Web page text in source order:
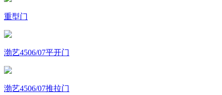
重型门
渤艺4506/07平开门
渤艺4506/07推拉门